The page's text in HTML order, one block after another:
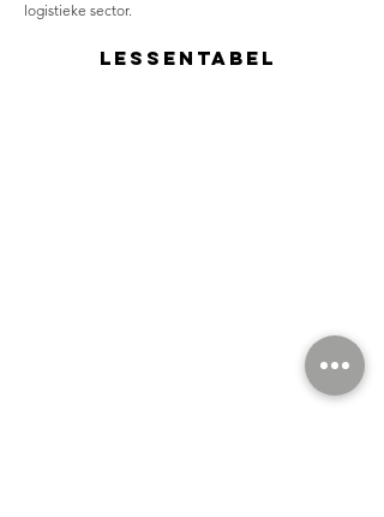
logistieke sector.
Lessentabel